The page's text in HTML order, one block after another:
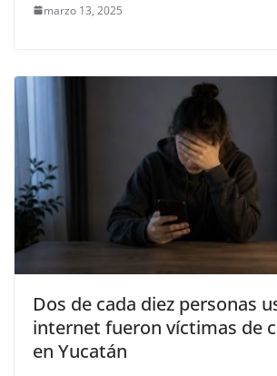
marzo 13, 2025
Dos de cada diez personas
internet fueron víctimas de
en Yucatán